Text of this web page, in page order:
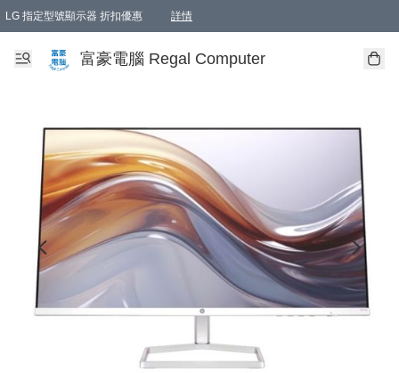
LG 指定型號顯示器 折扣優惠 詳情
富豪電腦 Regal Computer